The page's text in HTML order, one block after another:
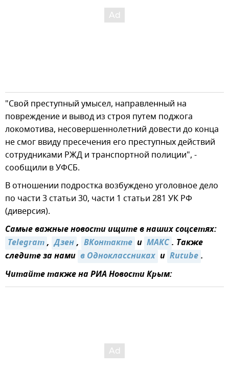
"Свой преступный умысел, направленный на
повреждение и вывод из строя путем поджога
локомотива, несовершеннолетний довести до конца
не смог ввиду пресечения его преступных действий
сотрудниками РЖД и транспортной полиции", -
сообщили в УФСБ.
В отношении подростка возбуждено уголовное дело
по части 3 статьи 30, части 1 статьи 281 УК РФ
(диверсия).
Самые важные новости ищите в наших соцсетях:
Telegram, Дзен, ВКонтакте и МАКС. Также
следите за нами в Одноклассниках и Rutube.
Читайте также на РИА Новости Крым: